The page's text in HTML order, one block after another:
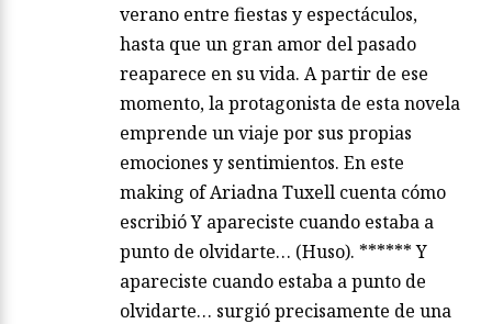
verano entre fiestas y espectáculos,
hasta que un gran amor del pasado
reaparece en su vida. A partir de ese
momento, la protagonista de esta novela
emprende un viaje por sus propias
emociones y sentimientos. En este
making of Ariadna Tuxell cuenta cómo
escribió Y apareciste cuando estaba a
punto de olvidarte… (Huso). ****** Y
apareciste cuando estaba a punto de
olvidarte… surgió precisamente de una